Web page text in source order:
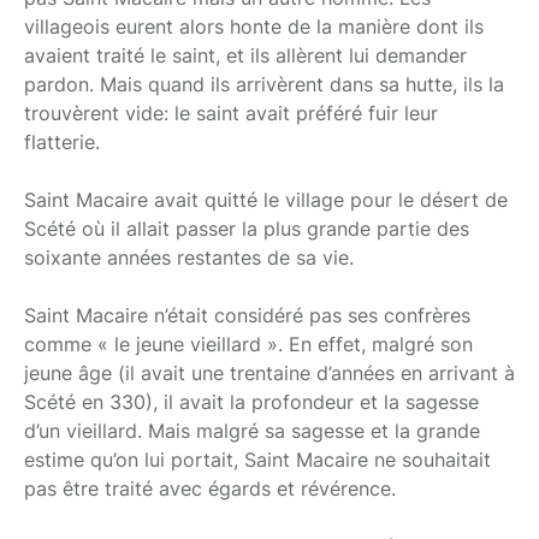
villageois eurent alors honte de la manière dont ils
avaient traité le saint, et ils allèrent lui demander
pardon. Mais quand ils arrivèrent dans sa hutte, ils la
trouvèrent vide: le saint avait préféré fuir leur
flatterie.
Saint Macaire avait quitté le village pour le désert de
Scété où il allait passer la plus grande partie des
soixante années restantes de sa vie.
Saint Macaire n’était considéré pas ses confrères
comme « le jeune vieillard ». En effet, malgré son
jeune âge (il avait une trentaine d’années en arrivant à
Scété en 330), il avait la profondeur et la sagesse
d’un vieillard. Mais malgré sa sagesse et la grande
estime qu’on lui portait, Saint Macaire ne souhaitait
pas être traité avec égards et révérence.